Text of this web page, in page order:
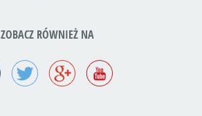
ZOBACZ RÓWNIEŻ NA